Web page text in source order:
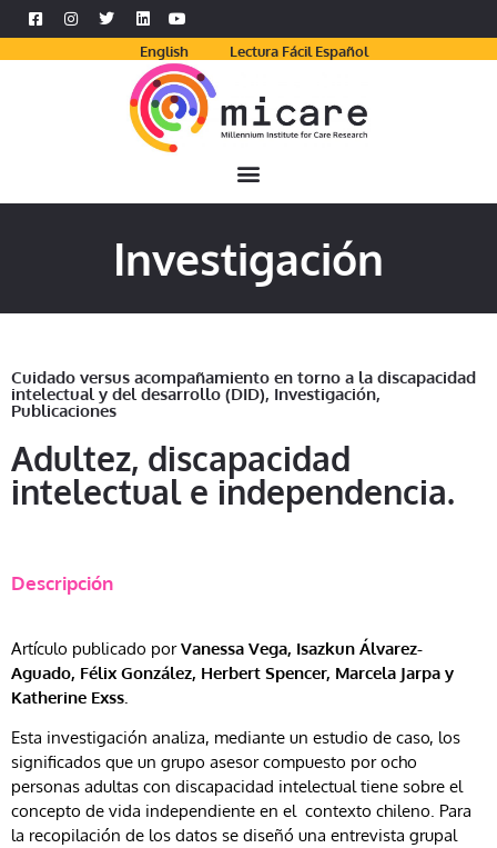
English Lectura Fácil Español
Investigación
Cuidado versus acompañamiento en torno a la discapacidad
intelectual y del desarrollo (DID), Investigación,
Publicaciones
Adultez, discapacidad
intelectual e independencia.
Descripción
Artículo publicado porVanessa Vega, Isazkun Álvarez-
Aguado, Félix González, Herbert Spencer, Marcela Jarpa y
Katherine Exss.
Esta investigación analiza, mediante un estudio de caso, los
significados que un grupo asesor compuesto por ocho
personas adultas con discapacidad intelectual tiene sobre el
concepto de vida independiente en el contexto chileno. Para
la recopilación de los datos se diseñó una entrevista grupal